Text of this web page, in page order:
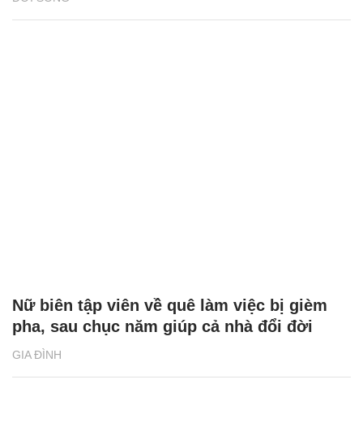
GIA ĐÌNH
Nữ biên tập viên về quê làm việc bị gièm
pha, sau chục năm giúp cả nhà đổi đời